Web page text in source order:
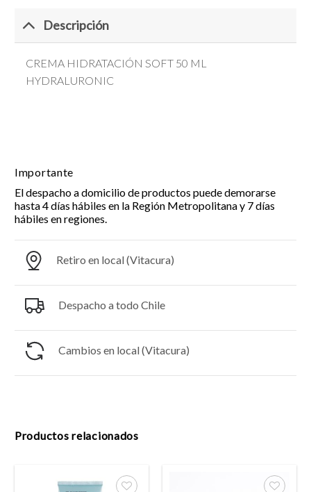
Descripción
CREMA HIDRATACIÓN SOFT 50 ML
HYDRALURONIC
Importante
El despacho a domicilio de productos puede demorarse
hasta 4 días hábiles en la Región Metropolitana y 7 días
hábiles en regiones.
Retiro en local (Vitacura)
Despacho a todo Chile
Cambios en local (Vitacura)
Productos relacionados